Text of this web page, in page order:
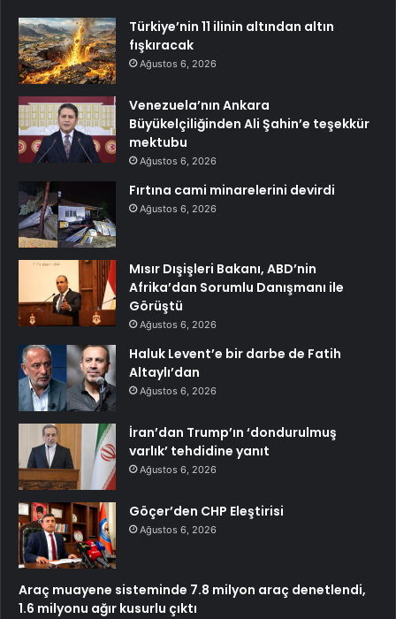
Türkiye’nin 11 ilinin altından altın
fışkıracak
Ağustos 6, 2026
Venezuela’nın Ankara
Büyükelçiliğinden Ali Şahin’e teşekkür
mektubu
Ağustos 6, 2026
Fırtına cami minarelerini devirdi
Ağustos 6, 2026
Mısır Dışişleri Bakanı, ABD’nin
Afrika’dan Sorumlu Danışmanı ile
Görüştü
Ağustos 6, 2026
Haluk Levent’e bir darbe de Fatih
Altaylı’dan
Ağustos 6, 2026
İran’dan Trump’ın ‘dondurulmuş
varlık’ tehdidine yanıt
Ağustos 6, 2026
Göçer’den CHP Eleştirisi
Ağustos 6, 2026
Araç muayene sisteminde 7.8 milyon araç denetlendi,
1.6 milyonu ağır kusurlu çıktı